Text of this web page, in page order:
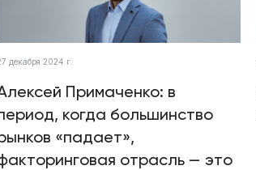
декабря 2024 г.
Примаченко: в
когда большинство
«падает»,
отрасль — это